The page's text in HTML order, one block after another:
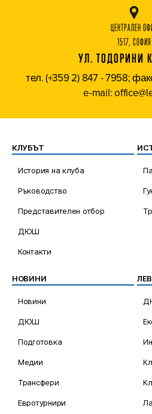
ЦЕНТРАЛЕН
1517, СОФИЯ
УЛ. ТОДОРИНИ
тел. (+359 2) 847 - 7958;
e-mail:
КЛУБЪТ
История на клуба
Ръководство
Представителен отбор
ДЮШ
Контакти
НОВИНИ
Новини
ДЮШ
Подготовка
Медии
Трансфери
Евротурнири